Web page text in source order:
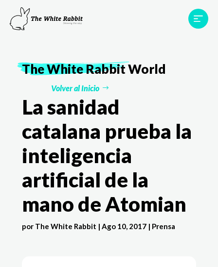
Proyectos
Testimonios
TWR World
The White RabbitWorld
Volver al Inicio
La sanidad
catalana prueba la
inteligencia
artificial de la
mano de Atomian
por The White Rabbit | Ago 10, 2017| Prensa